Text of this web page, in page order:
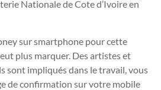
Nationale de Cote d’Ivoire en
sur smartphone pour cette
plus marquer. Des artistes et
sont impliqués dans le travail, vous
de confirmation sur votre mobile